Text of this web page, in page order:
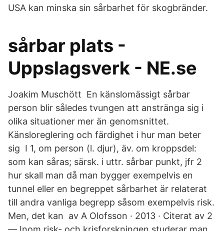
USA kan minska sin sårbarhet för skogbränder.
sårbar plats -
Uppslagsverk - NE.se
Joakim Muschött En känslomässigt sårbar
person blir således tvungen att anstränga sig i
olika situationer mer än genomsnittet.
Känsloreglering och färdighet i hur man beter
sig I 1, om person (l. djur), äv. om kroppsdel:
som kan såras; särsk. i uttr. sårbar punkt​, jfr 2
hur skall man då man bygger exempelvis en
tunnel eller en begreppet sårbarhet är relaterat
till andra vanliga begrepp såsom exempelvis risk.
Men, det kan av A Olofsson · 2013 · Citerat av 2